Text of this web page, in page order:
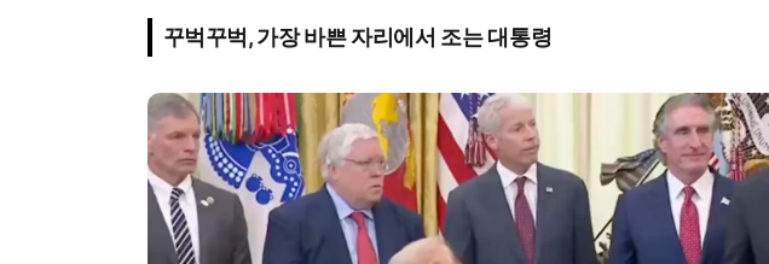
꾸벅꾸벅, 가장 바쁜 자리에서 조는 대통령